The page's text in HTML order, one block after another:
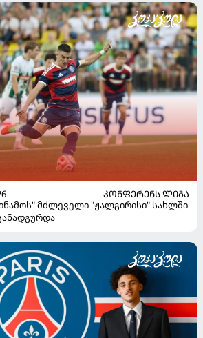
ᲙᲝᲜᲤᲔᲠᲔᲜᲡ ᲚᲘᲒᲐ
მძლეველი "ჟალგირისი" სახლში